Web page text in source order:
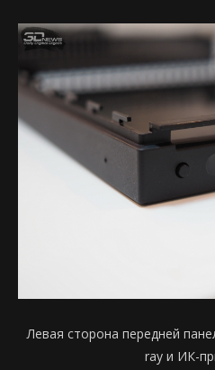
Левая сторона передней
ray и ИК-